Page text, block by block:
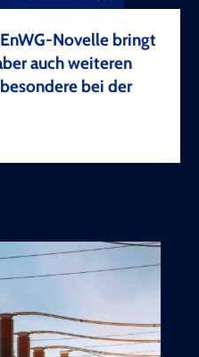
Novelle bringt
auch weiteren
bei der